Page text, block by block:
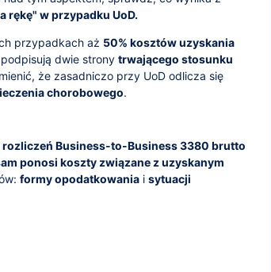
rękę" w przypadku UoD.
przypadkach aż 50% kosztów uzyskania
dwie strony trwającego stosunku
że zasadniczo przy UoD odlicza się
chorobowego.
rozliczeń Business-to-Business 3380 brutto
ponosi koszty związane z uzyskanym
formy opodatkowania i sytuacji